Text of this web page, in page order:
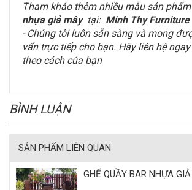
Tham khảo thêm nhiều mẫu sản phẩm
nhựa giả mây tại: Minh Thy Furniture
- Chúng tôi luôn sẵn sàng và mong
vấn trực tiếp cho bạn. Hãy liên hệ
theo cách của bạn
BÌNH LUẬN
SẢN PHẨM LIÊN QUAN
GHẾ QUẦY BAR NHỰA